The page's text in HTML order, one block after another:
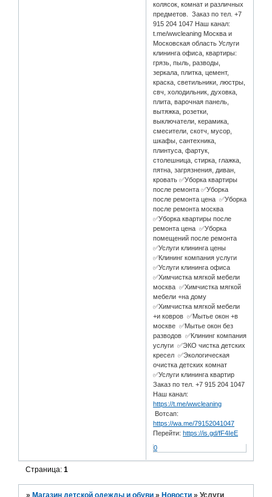
колясок, комнат и различных
предметов. Заказ по тел. +7
915 204 1047 Наш канал:
t.me/wwcleaning Москва и
Московская область Услуги
клининга офиса, квартиры:
грязь, пыль, разводы,
зеркала, плитка, цемент,
краска, светильники, люстры,
свч, холодильник, духовка,
плита, варочная панель,
вытяжка, розетки,
выключатели, керамика,
смесители, скотч, мусор,
шкафы, сантехника,
плинтуса, фартук,
столешница, стирка, глажка,
пятна, загрязнения, диван,
кровать ✅Уборка квартиры
после ремонта ✅Уборка
после ремонта цена ✅Уборка
после ремонта москва
✅Уборка квартиры после
ремонта цена ✅Уборка
помещений после ремонта
✅Услуги клининга цены
✅Клининг компания услуги
✅Услуги клининга офиса
✅Химчистка мягкой мебели
москва ✅Химчистка мягкой
мебели +на дому
✅Химчистка мягкой мебели
+и ковров ✅Мытье окон +в
москве ✅Мытье окон без
разводов ✅Клининг компания
услуги ✅ЭКО чистка детских
кресел ✅Экологическая
очистка детских комнат
✅Услуги клининга квартир
Заказ по тел. +7 915 204 1047
Наш канал:
https://t.me/wwcleaning
Вотсап:
https://wa.me/79152041047
Перейти:https://is.gd/fF4IeE
0
Страница:1
»Магазин детской одежды и обуви »Новости »Услуги